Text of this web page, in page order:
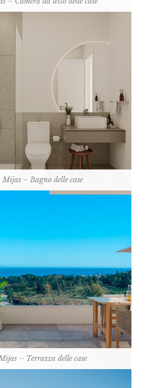
Mijas – Bagno delle case
– Terrazza delle case